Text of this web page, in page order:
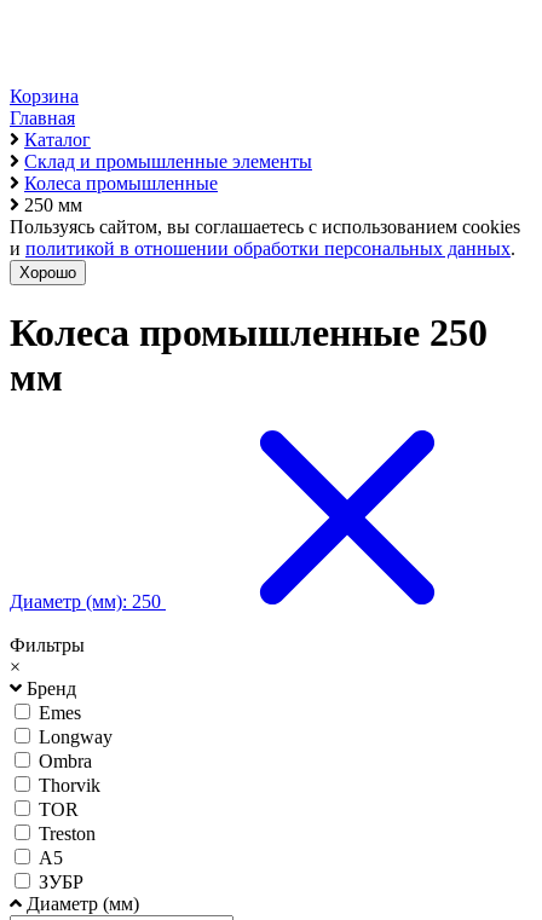
Корзина
Главная
Каталог
Склад и промышленные элементы
Колеса промышленные
250 мм
Пользуясь сайтом, вы соглашаетесь с использованием cookies
и политикой в отношении обработки персональных данных.
Хорошо
Колеса промышленные 250
мм
Диаметр (мм): 250
Фильтры
×
Бренд
Emes
Longway
Ombra
Thorvik
TOR
Treston
А5
ЗУБР
Диаметр (мм)